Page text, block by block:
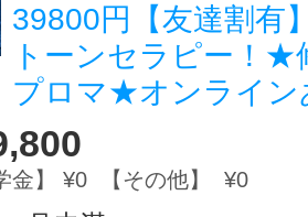
39800円【友達割有
トーンセラピー！★
プロマ★オンライン
金】 ¥0 【その他】 ¥0